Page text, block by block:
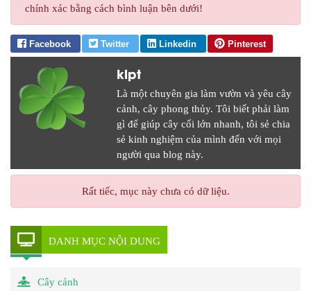
chính xác bằng cách bình luận bên dưới!
Facebook Twitter Linkedin Pinterest
klpt
Là một chuyên gia làm vườn và yêu cây
cảnh, cây phong thủy. Tôi biết phải làm
gì để giúp cây cối lớn nhanh, tôi sẻ chia
sẻ kinh nghiệm của mình đến với mọi
người qua blog này.
Rất tiếc, mục này chưa có dữ liệu.
DANH MỤC NỘI DUNG
Cây cảnh